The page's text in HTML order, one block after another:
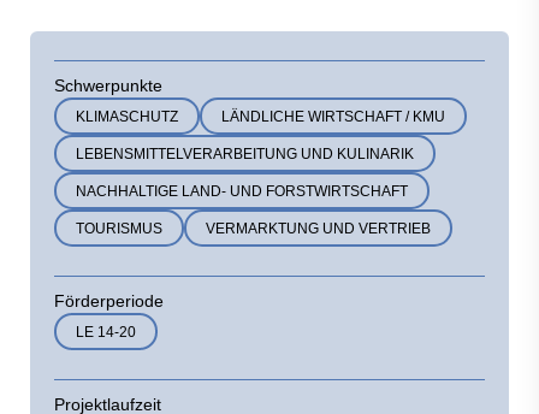
Schwerpunkte
KLIMASCHUTZ LÄNDLICHE WIRTSCHAFT / KMU
LEBENSMITTELVERARBEITUNG UND KULINARIK
NACHHALTIGE LAND- UND FORSTWIRTSCHAFT
TOURISMUS VERMARKTUNG UND VERTRIEB
Förderperiode
LE 14-20
Projektlaufzeit